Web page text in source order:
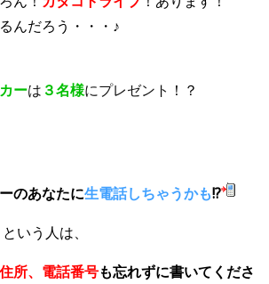
んだろう・・・♪
ーは ３名様にプレゼント ！？
のあなたに生電話しちゃうかも!?
いう人は、
所、電話番号も忘れずに書いてくださ